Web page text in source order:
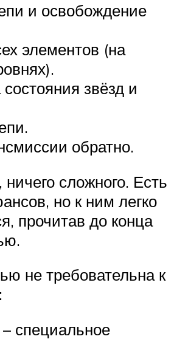
и освобождение
элементов (на
звёзд и
обратно.
сложного. Есть
но к ним легко
прочитав до конца
не требовательна к
специальное